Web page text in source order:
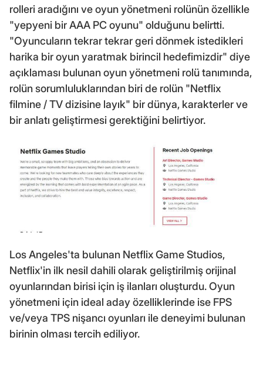
rolleri aradığını ve oyun yönetmeni rolünün özellikle
"yepyeni bir AAA PC oyunu" olduğunu belirtti.
"Oyuncuların tekrar tekrar geri dönmek istedikleri
harika bir oyun yaratmak birincil hedefimizdir" diye
açıklaması bulunan oyun yönetmeni rolü tanımında,
rolün sorumluluklarından biri de rolün "Netflix
filmine / TV dizisine layık" bir dünya, karakterler ve
bir anlatı geliştirmesi gerektiğini belirtiyor.
Los Angeles'ta bulunan Netflix Game Studios,
Netflix'in ilk nesil dahili olarak geliştirilmiş orijinal
oyunlarından birisi için iş ilanları oluşturdu. Oyun
yönetmeni için ideal aday özelliklerinde ise FPS
ve/veya TPS nişancı oyunları ile deneyimi bulunan
birinin olması tercih ediliyor.